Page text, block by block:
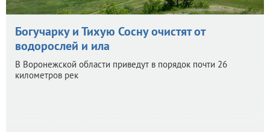
Богучарку и Тихую Сосну очистят от
водорослей и ила
В Воронежской области приведут в порядок почти 26
километров рек